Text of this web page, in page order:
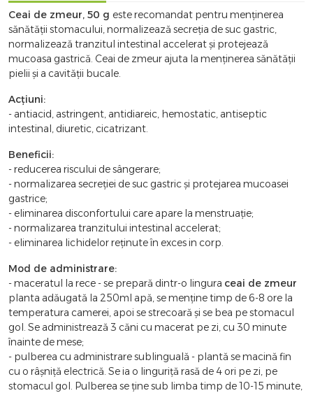
Ceai de zmeur, 50 g este recomandat pentru menținerea
sănătății stomacului, normalizează secreția de suc gastric,
normalizează tranzitul intestinal accelerat și protejează
mucoasa gastrică. Ceai de zmeur ajuta la menținerea sănătății
pielii și a cavității bucale.
Acțiuni:
- antiacid, astringent, antidiareic, hemostatic, antiseptic
intestinal, diuretic, cicatrizant.
Beneficii:
- reducerea riscului de sângerare;
- normalizarea secreției de suc gastric și protejarea mucoasei
gastrice;
- eliminarea disconfortului care apare la menstruație;
- normalizarea tranzitului intestinal accelerat;
- eliminarea lichidelor reținute în exces in corp.
Mod de administrare:
- maceratul la rece - se prepară dintr-o lingura ceai de zmeur
planta adăugată la 250ml apă, se menține timp de 6-8 ore la
temperatura camerei, apoi se strecoară și se bea pe stomacul
gol. Se administrează 3 căni cu macerat pe zi, cu 30 minute
înainte de mese;
- pulberea cu administrare sublinguală - plantă se macină fin
cu o râșniță electrică. Se ia o linguriță rasă de 4 ori pe zi, pe
stomacul gol. Pulberea se ține sub limba timp de 10-15 minute,